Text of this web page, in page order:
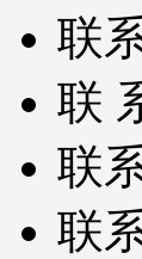
联
联
联
联